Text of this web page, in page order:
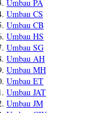
Umbau PA
Umbau CS
Umbau CB
Umbau HS
Umbau SG
Umbau AH
Umbau MH
Umbau ET
Umbau JAT
Umbau JM